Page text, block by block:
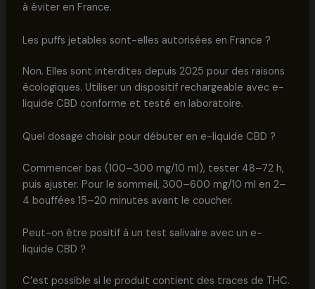
à éviter en France.
Les puffs jetables sont-elles autorisées en France ?
Non. Elles sont interdites depuis 2025 pour des raisons
écologiques. Utiliser un dispositif rechargeable avec e-
liquide CBD conforme et testé en laboratoire.
Quel dosage choisir pour débuter en e-liquide CBD ?
Commencer bas (100–300 mg/10 ml), tester 48–72 h,
puis ajuster. Pour le sommeil, 300–600 mg/10 ml en 2–
4 bouffées 15–20 minutes avant le coucher.
Peut-on être positif à un test salivaire avec un e-
liquide CBD ?
C’est possible si le produit contient des traces de THC.